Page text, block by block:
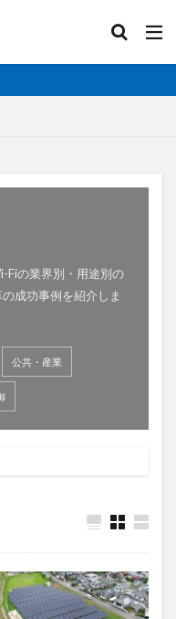
Fiの業界別・用途別の
成功事例を紹介しま
公共・産業
ケットモバイル
固定IP
・福祉
動画解析
リモートワーク
ホームルーター
イルルーター
MES
VPN